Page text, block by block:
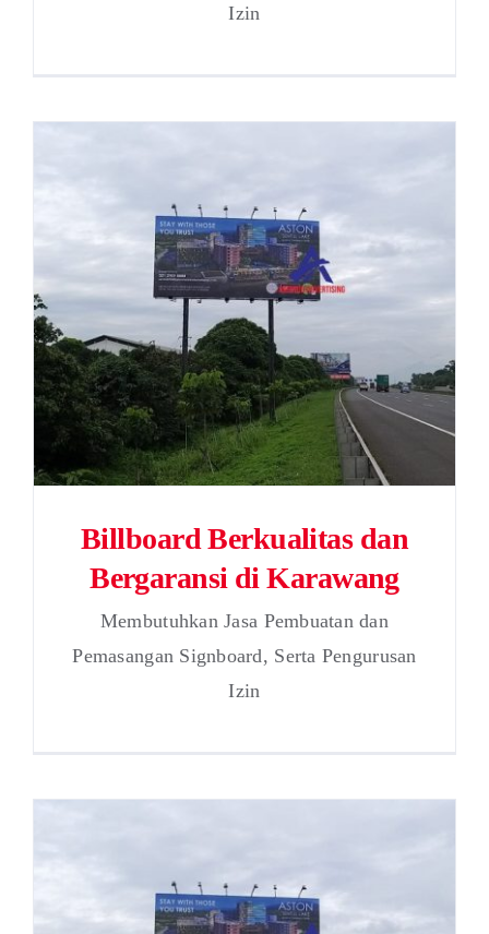
Izin
Billboard Berkualitas dan
Bergaransi di Karawang
Membutuhkan Jasa Pembuatan dan
Pemasangan Signboard, Serta Pengurusan
Izin